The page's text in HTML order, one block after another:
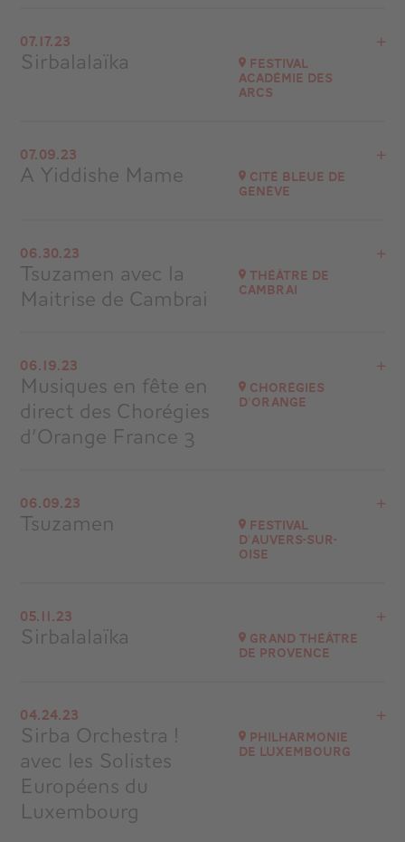
Noyers-sur-Serein (89)
07.17.23
Sirbalalaïka Festival
Académie des
Arcs
Festival Académie des Arcs
at 21H00
07.09.23
A Yiddishe Mame Cité Bleue de
Genève
Suisse
at21H00
Go to site
06.30.23
Tsuzamen avec la
Maitrise de Cambrai
Théâtre de
Cambrai
Cambrai
Go to site
Buy your tickets
06.19.23
Musiques en fête en
direct des Chorégies
d’Orange France 3
Chorégies
d'Orange
Chorégies d'Orange
06.09.23
Tsuzamen Festival
d'Auvers-sur-
Oise
La Luciole de Méry-sur-Oise
05.11.23
Sirbalalaïka Grand Théâtre
de Provence
Grand Théâtre de Provence
Go to site
04.24.23
Sirba Orchestra !
avec les Solistes
Européens du
Luxembourg
Philharmonie
de Luxembourg